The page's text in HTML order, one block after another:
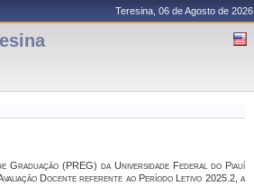
Teresina, 06 de Agosto de 2026
Graduação (PREG) da Universidade Federal do Piauí
Docente referente ao Período Letivo 2025.2, a